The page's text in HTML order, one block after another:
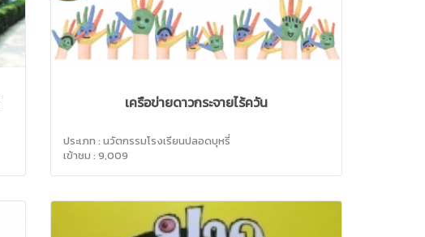
เครือข่ายดาวกระจายไร้ควัน
ประเภท : นวัตกรรมโรงเรียนปลอดบุหรี่
เข้าชม : 9,009